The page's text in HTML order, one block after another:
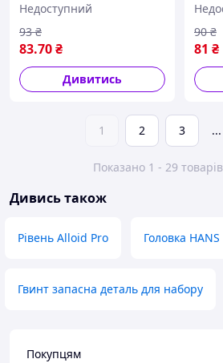
RENAULT (чорна)
Недоступний
83.70₴
93 ₴
Дивитись
81 ₴
90 ₴
1 2 3 ...
Показано 1 - 29
Дивись також
Рівень Alloid Pro Головка HANS
Гвинт запасна деталь для набору
Покупцям